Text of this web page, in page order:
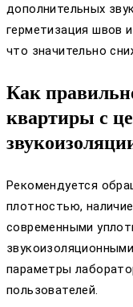
дополнительных
герметизация швов
что значительно
Как
квартиры с
Рекомендуется
плотностью,
современными
параметры
пользователей.